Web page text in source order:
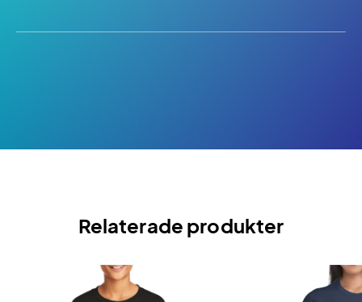
Relaterade produkter